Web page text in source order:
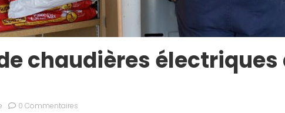
chaudières
0 Commentaires